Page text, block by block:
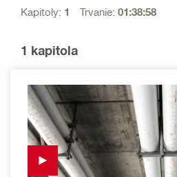
Kapitoly: 1 Trvanie: 01:38:58
1 kapitola